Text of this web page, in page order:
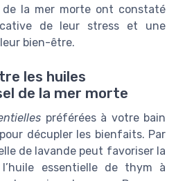
de la mer morte ont constaté
de leur stress et une
bien-être.
les huiles
de la mer morte
préférées à votre bain
décupler les bienfaits. Par
de lavande peut favoriser la
essentielle de thym à